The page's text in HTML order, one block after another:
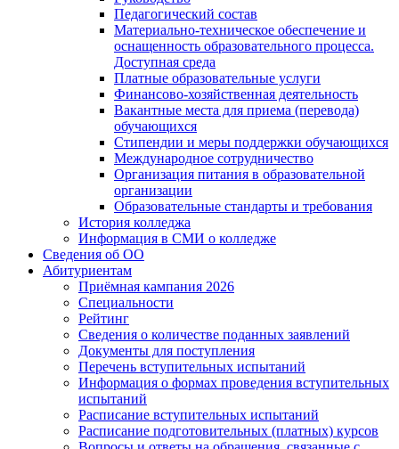
Педагогический состав
Материально-техническое обеспечение и
оснащенность образовательного процесса.
Доступная среда
Платные образовательные услуги
Финансово-хозяйственная деятельность
Вакантные места для приема (перевода)
обучающихся
Стипендии и меры поддержки обучающихся
Международное сотрудничество
Организация питания в образовательной
организации
Образовательные стандарты и требования
История колледжа
Информация в СМИ о колледже
Сведения об ОО
Абитуриентам
Приёмная кампания 2026
Специальности
Рейтинг
Сведения о количестве поданных заявлений
Документы для поступления
Перечень вступительных испытаний
Информация о формах проведения вступительных
испытаний
Расписание вступительных испытаний
Расписание подготовительных (платных) курсов